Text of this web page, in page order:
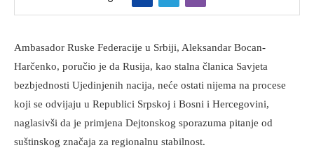
Ambasador Ruske Federacije u Srbiji, Aleksandar Bocan-
Harčenko, poručio je da Rusija, kao stalna članica Savjeta
bezbjednosti Ujedinjenih nacija, neće ostati nijema na procese
koji se odvijaju u Republici Srpskoj i Bosni i Hercegovini,
naglasivši da je primjena Dejtonskog sporazuma pitanje od
suštinskog značaja za regionalnu stabilnost.